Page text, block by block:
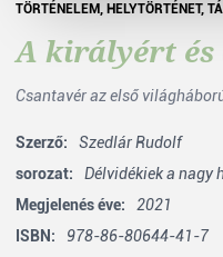
TÖRTÉNELEM, HELYTÖRTÉNET,
A királyért
Csantavér az első
Szerző:
Szedlár Rudolf
sorozat:
Délvidékiek a nagy
Megjelenés éve:
2021
ISBN:
978-86-80644-41-7